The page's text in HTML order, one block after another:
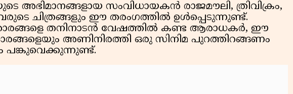
അഭിമാനങ്ങളായ സംവിധായകൻ രാജമൗലി, ത്രിവിക്രം,
ചിത്രങ്ങളും ഈ തരംഗത്തിൽ ഉൾപ്പെടുന്നുണ്ട്.
തനിനാടൻ വേഷത്തിൽ കണ്ട ആരാധകർ, ഈ
അണിനിരത്തി ഒരു സിനിമ പുറത്തിറങ്ങണം